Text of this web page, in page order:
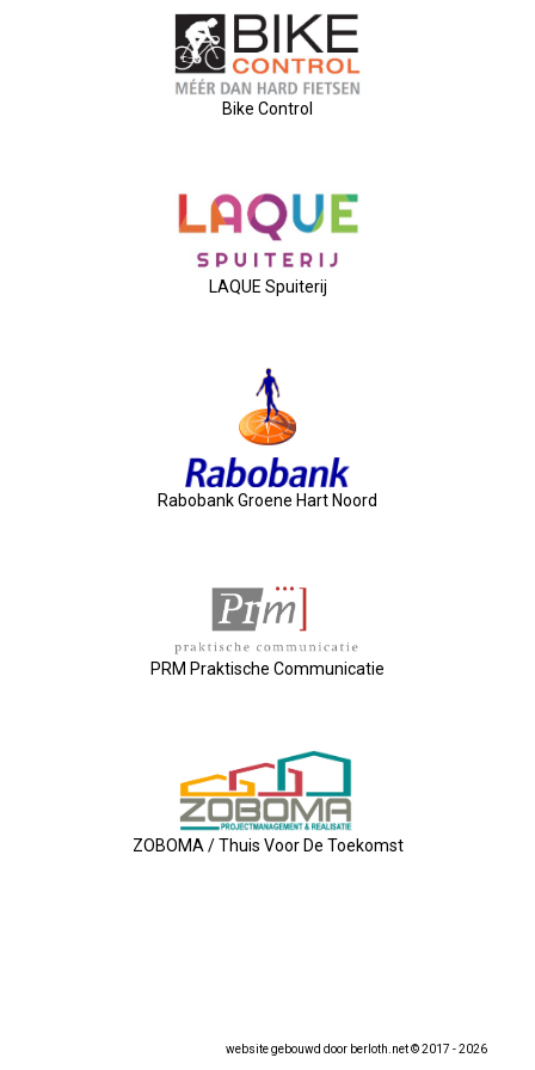
26-01-2026 Verkiezingsdebat!
08-01-2026: Nieuwjaarsreceptie
21-11-2025: Ondernemersontbijt
05-11-2025:
24 Oktober: Ontbijt &
Feest: 20 Jaar OVZ!
2025-04-16 ALV
2025-03-12 Kernbestuur Bijeen
2025-01-23
2025-01-02 Nieuwjaarsreceptie
Bike Control
LAQUE Spuiterij
Rabobank Groene Hart Noord
PRM Praktische Communicatie
ZOBOMA / Thuis Voor De Toekomst
website gebouwd door berloth.net© 2017 - 2026